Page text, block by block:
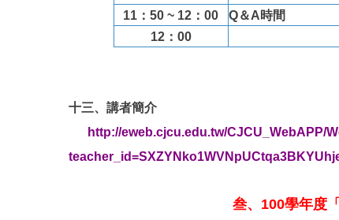
11：50 ~ 12：00 Q＆A時間
12：00
十三、講者簡介
http://eweb.cjcu.edu.tw/CJCU_WebAPP/
叁、100學年度